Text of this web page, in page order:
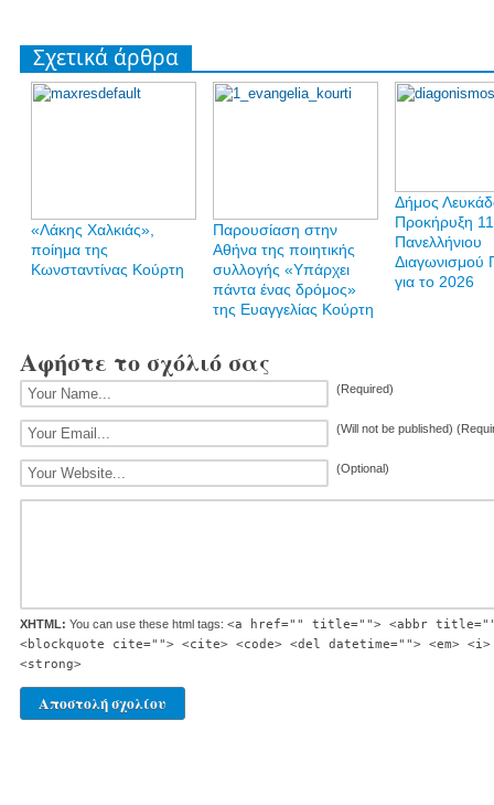
Σχετικά άρθρα
«Λάκης Χαλκιάς»,
ποίημα της
Κωνσταντίνας Κούρτη
Παρουσίαση στην
Αθήνα της ποιητικής
συλλογής «Υπάρχει
πάντα ένας δρόμος»
της Ευαγγελίας Κούρτη
Δήμος
Προκήρυξη
Πανελλήνιου
Διαγωνισμού
για το 2026
Αφήστε το σχόλιό σας
(Required)
(Will not be published)
(Optional)
XHTML: You can use these html tags: <a href="" title=""> <abbr
<blockquote cite=""> <cite> <code> <del datetime=""> <em>
<strong>